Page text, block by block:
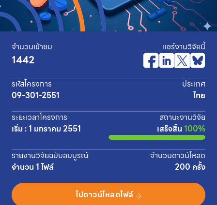
จำนวนเข้าชม
1442
แชร์งานวิจัยนี้
รหัสโครงการ
09-301-2551
ประเทศ
ไทย
ระยะเวลาโครงการ
เริ่ม : 1 มกราคม 2551
สถานะงานวิจัย
เสร็จสิ้น 100%
รายงานวิจัยฉบับสมบูรณ์
จำนวน 1 ไฟล์
จำนวนดาวน์โหลด
200 ครั้ง
ไปดาวน์โหลดไฟล์